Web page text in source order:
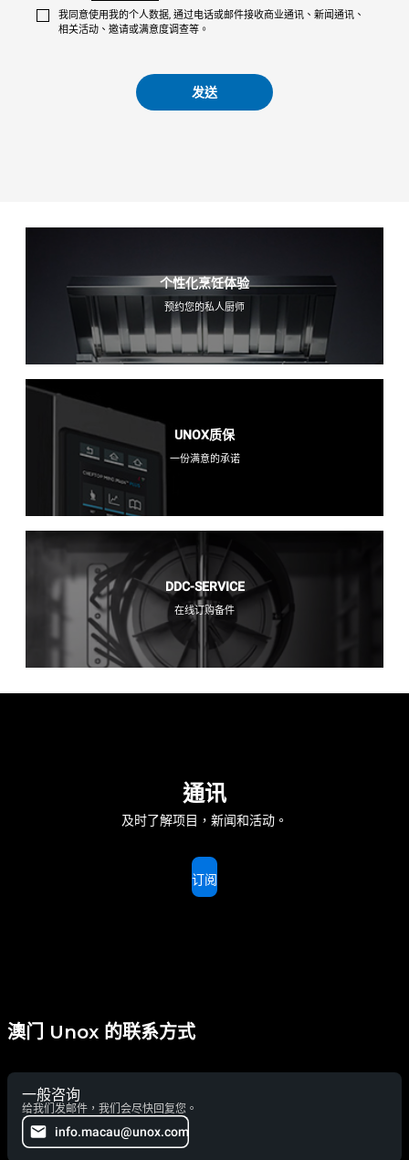
我同意使用我的个人数据, 通过电话或邮件接收商业通讯、新闻通讯、
相关活动、邀请或满意度调查等。
发送
个性化烹饪体验
预约您的私人厨师
UNOX质保
一份满意的承诺
DDC-SERVICE
在线订购备件
通讯
及时了解项目，新闻和活动。
订阅
澳门 Unox 的联系方式
一般咨询
给我们发邮件，我们会尽快回复您。
info.macau@unox.com